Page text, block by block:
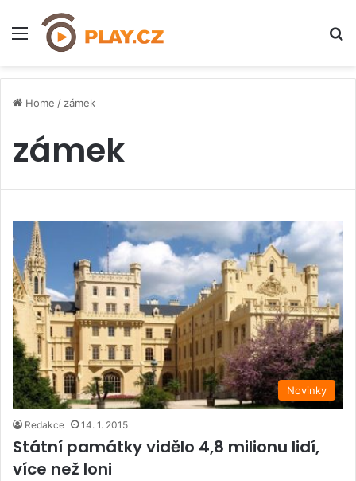
Menu
Home / zámek
zámek
Novinky
Redakce 14. 1. 2015
Státní památky vidělo 4,8 milionu lidí,
více než loni